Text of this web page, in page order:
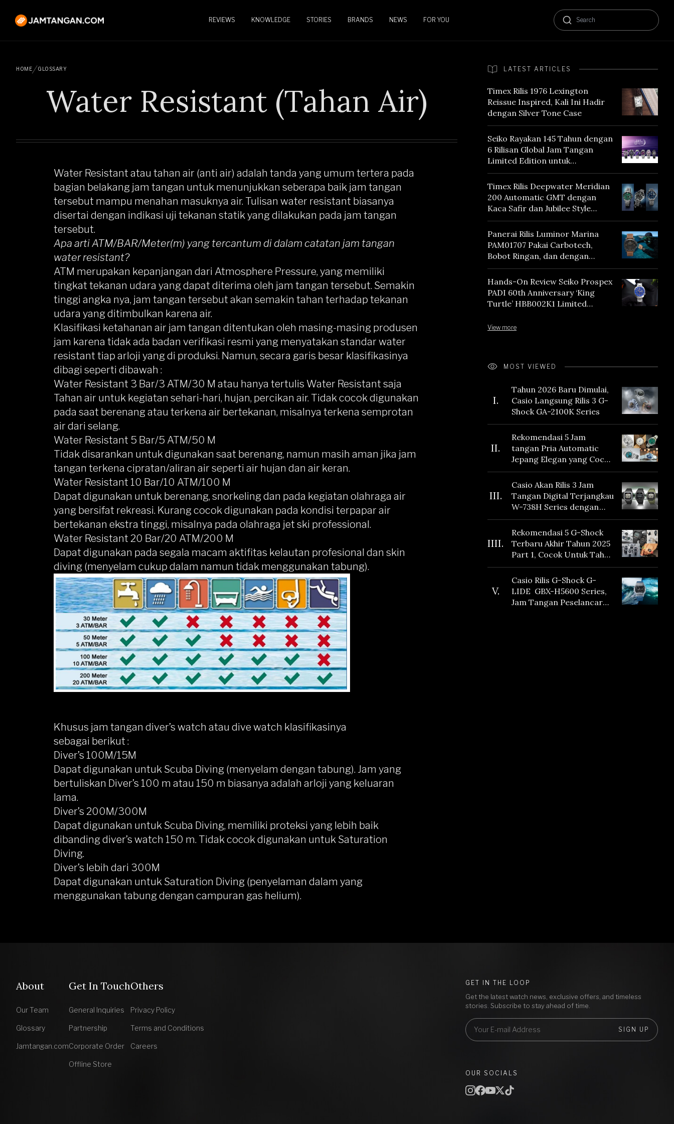
REVIEWS KNOWLEDGE STORIES BRANDS NEWS FOR YOU
HOME GLOSSARY
Water Resistant (Tahan Air)
Water Resistant atau tahan air (anti air) adalah tanda yang umum tertera pada
bagian belakang jam tangan untuk menunjukkan seberapa baik jam tangan
tersebut mampu menahan masuknya air. Tulisan water resistant biasanya
disertai dengan indikasi uji tekanan statik yang dilakukan pada jam tangan
tersebut.
Apa arti ATM/BAR/Meter(m) yang tercantum di dalam catatan jam tangan
water resistant?
ATM merupakan kepanjangan dari Atmosphere Pressure, yang memiliki
tingkat tekanan udara yang dapat diterima oleh jam tangan tersebut. Semakin
tinggi angka nya, jam tangan tersebut akan semakin tahan terhadap tekanan
udara yang ditimbulkan karena air.
Klasifikasi ketahanan air jam tangan ditentukan oleh masing-masing produsen
jam karena tidak ada badan verifikasi resmi yang menyatakan standar water
resistant tiap arloji yang di produksi. Namun, secara garis besar klasifikasinya
dibagi seperti dibawah :
Water Resistant 3 Bar/3 ATM/30 M atau hanya tertulis Water Resistant saja
Tahan air untuk kegiatan sehari-hari, hujan, percikan air. Tidak cocok digunakan
pada saat berenang atau terkena air bertekanan, misalnya terkena semprotan
air dari selang.
Water Resistant 5 Bar/5 ATM/50 M
Tidak disarankan untuk digunakan saat berenang, namun masih aman jika jam
tangan terkena cipratan/aliran air seperti air hujan dan air keran.
Water Resistant 10 Bar/10 ATM/100 M
Dapat digunakan untuk berenang, snorkeling dan pada kegiatan olahraga air
yang bersifat rekreasi. Kurang cocok digunakan pada kondisi terpapar air
bertekanan ekstra tinggi, misalnya pada olahraga jet ski professional.
Water Resistant 20 Bar/20 ATM/200 M
Dapat digunakan pada segala macam aktifitas kelautan profesional dan skin
diving (menyelam cukup dalam namun tidak menggunakan tabung).
Khusus jam tangan diver’s watch atau dive watch klasifikasinya
sebagai berikut :
Diver’s 100M/15M
Dapat digunakan untuk Scuba Diving (menyelam dengan tabung). Jam yang
bertuliskan Diver’s 100 m atau 150 m biasanya adalah arloji yang keluaran
lama.
Diver’s 200M/300M
Dapat digunakan untuk Scuba Diving, memiliki proteksi yang lebih baik
dibanding diver’s watch 150 m. Tidak cocok digunakan untuk Saturation
Diving.
Diver’s lebih dari 300M
Dapat digunakan untuk Saturation Diving (penyelaman dalam yang
menggunakan tabung dengan campuran gas helium).
LATEST ARTICLES
Timex Rilis 1976 Lexington
Reissue Inspired, Kali Ini Hadir
dengan Silver Tone Case
Seiko Rayakan 145 Tahun dengan
6 Rilisan Global Jam Tangan
Limited Edition untuk
Menghormati Edo Purple,
Warna yang Mencerminkan
Warisan Tokyo
Timex Rilis Deepwater Meridian
200 Automatic GMT dengan
Kaca Safir dan Jubilee Style
Bracelet
Panerai Rilis Luminor Marina
PAM01707 Pakai Carbotech,
Bobot Ringan, dan dengan
Vintage Vibes
Hands-On Review Seiko Prospex
PADI 60th Anniversary ‘King
Turtle’ HBB002K1 Limited
View more
MOST VIEWED
I.
Tahun 2026 Baru Dimulai,
Casio Langsung Rilis 3 G-
Shock GA-2100K Series
II.
Rekomendasi 5 Jam
tangan Pria Automatic
Jepang Elegan yang Cocok
Dikoleksi di 2026
III.
Casio Akan Rilis 3 Jam
Tangan Digital Terjangkau
W-738H Series dengan
Masa Baterai 10 Tahun
dan Fitur Vibration
IIII.
Rekomendasi 5 G-Shock
Terbaru Akhir Tahun 2025
Part 1, Cocok Untuk Tahun
Baru!
V.
Casio Rilis G-Shock G-
LIDE GBX-H5600 Series,
Jam Tangan Peselancar
About
Our Team
Glossary
Jamtangan.com
Get In Touch
General Inquiries
Partnership
Corporate Order
Offline Store
Others
Privacy Policy
Terms and Conditions
Careers
GET IN THE LOOP
Get the latest watch news, exclusive offers, and timeless
stories. Subscribe to stay ahead of time.
SIGN UP
OUR SOCIALS